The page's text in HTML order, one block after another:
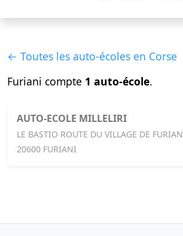
← Toutes les auto-écoles en Corse
Furiani compte 1 auto-école.
AUTO-ECOLE MILLELIRI
LE BASTIO ROUTE DU VILLAGE DE
20600 FURIANI